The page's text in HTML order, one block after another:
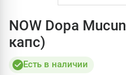
NOW Dopa
капс)
Есть в наличии